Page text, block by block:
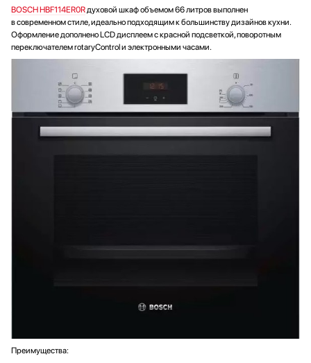
BOSCH HBF114ER0R духовой шкаф объемом 66 литров выполнен
в современном стиле, идеально подходящим к большинству дизайнов кухни.
Оформление дополнено LCD дисплеем с красной подсветкой, поворотным
переключателем rotaryControl и электронными часами.
Преимущества: